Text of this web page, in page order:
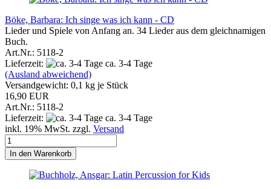
Böke, Barbara: Ich singe was ich kann - CD
Lieder und Spiele von Anfang an. 34 Lieder aus dem gleichnamigen
Buch.
Art.Nr.: 5118-2
Lieferzeit:
ca. 3-4 Tage
(Ausland abweichend)
Versandgewicht: 0,1 kg je Stück
16,90 EUR
Art.Nr.: 5118-2
Lieferzeit:
ca. 3-4 Tage
inkl. 19% MwSt. zzgl. Versand
In den Warenkorb